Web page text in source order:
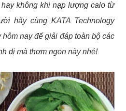
không khi nạp lượng calo từ
hãy cùng KATA Technology
nay để giải đáp toàn bộ các
dị mà thơm ngon này nhé!